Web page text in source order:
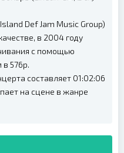
Def Jam Music Group)
в 2004 году
с помощью
576p.
составляет 01:02:06
на сцене в жанре